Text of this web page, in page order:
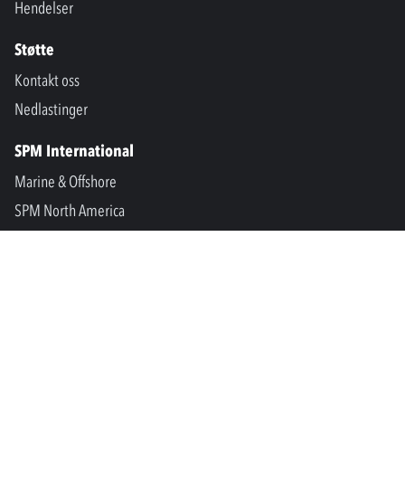
Hendelser
Støtte
Kontakt oss
Nedlastinger
SPM International
Marine & Offshore
SPM North America